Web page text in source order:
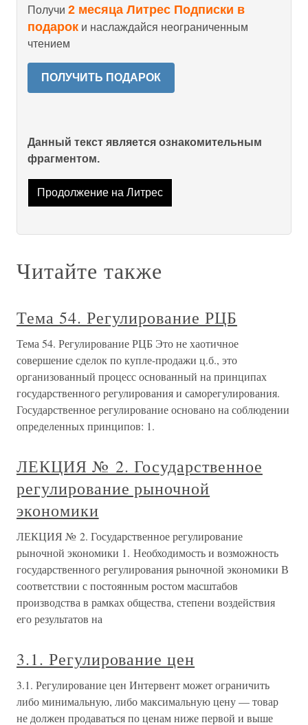
Получи 2 месяца Литрес Подписки в
подарок и наслаждайся неограниченным
чтением
ПОЛУЧИТЬ ПОДАРОК
Данный текст является ознакомительным
фрагментом.
Продолжение на Литрес
Читайте также
Тема 54. Регулирование РЦБ
Тема 54. Регулирование РЦБ Это не хаотичное
совершение сделок по купле-продажи ц.б., это
организованный процесс основанный на принципах
государственного регулирования и саморегулирования.
Государственное регулирование основано на соблюдении
определенных принципов: 1.
ЛЕКЦИЯ № 2. Государственное
регулирование рыночной
экономики
ЛЕКЦИЯ № 2. Государственное регулирование
рыночной экономики 1. Необходимость и возможность
государственного регулирования рыночной экономики В
соответствии с постоянным ростом масштабов
производства в рамках общества, степени воздействия
его результатов на
3.1. Регулирование цен
3.1. Регулирование цен Интервент может ограничить
либо минимальную, либо максимальную цену — товар
не должен продаваться по ценам ниже первой и выше